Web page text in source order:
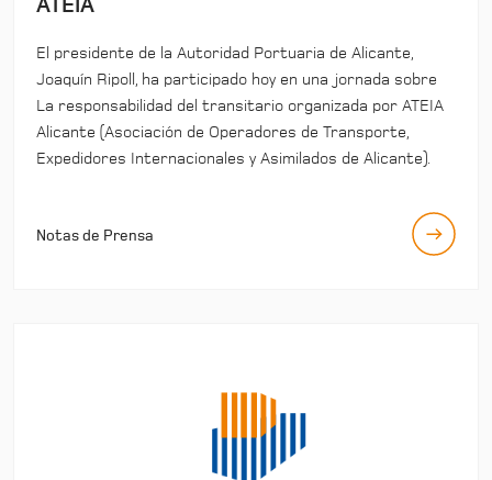
ATEIA
El presidente de la Autoridad Portuaria de Alicante,
Joaquín Ripoll, ha participado hoy en una jornada sobre
La responsabilidad del transitario organizada por ATEIA
Alicante (Asociación de Operadores de Transporte,
Expedidores Internacionales y Asimilados de Alicante).
Notas de Prensa